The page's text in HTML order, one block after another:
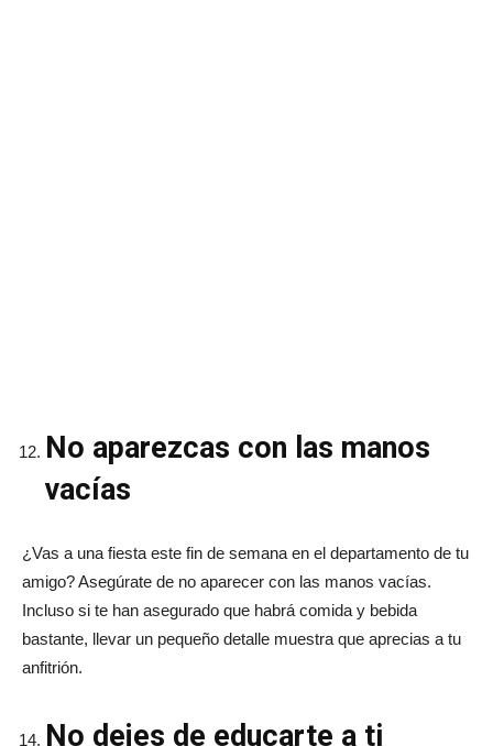
No aparezcas con las manos
vacías
¿Vas a una fiesta este fin de semana en el departamento de tu
amigo? Asegúrate de no aparecer con las manos vacías.
Incluso si te han asegurado que habrá comida y bebida
bastante, llevar un pequeño detalle muestra que aprecias a tu
anfitrión.
No dejes de educarte a ti